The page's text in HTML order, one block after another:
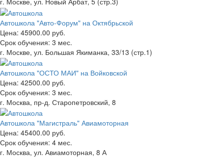
Автошкола "Авто-Форум" на Октябрьской
Цена: 45900.00 руб.
Срок обучения: 3 мес.
г. Москве, ул. Большая Якиманка, 33/13 (стр.1)
Автошкола "ОСТО МАИ" на Войковской
Цена: 42500.00 руб.
Срок обучения: 3 мес.
г. Москва, пр-д. Старопетровский, 8
Автошкола "Магистраль" Авиамоторная
Цена: 45400.00 руб.
Срок обучения: 4 мес.
г. Москва, ул. Авиамоторная, 8 А